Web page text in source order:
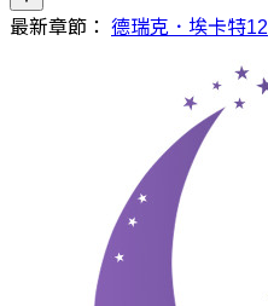
最新章節： 德瑞克．埃卡特12